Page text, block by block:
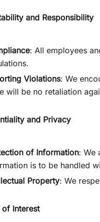
and Responsibility
: All employees
Violations: We
will be no retaliation
and Privacy
of Information: We
is to be handled
Property: We
Interest